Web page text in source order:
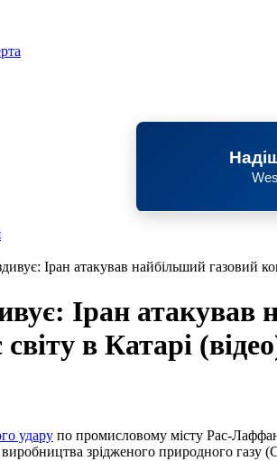
Іран атакував найбільший газовий
Іран атакував
в Катарі
удару по промисловому місту Рас-
виробництва зрідженого природного газу